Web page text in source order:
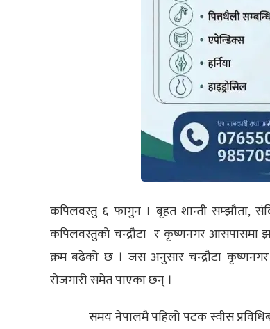
कपिलवस्तु ६ फागुन । बृहत शान्ती सम्झौता,
कपिलवस्तुको चन्द्रौटा र कृष्णनगर आसपासमा
क्रम बढेको छ । जस अनुसार चन्द्रौटा कृष्णनगर
रोजगारी समेत पाएका छन् ।
समय नेपालमै पहिलो पटक स्वीस